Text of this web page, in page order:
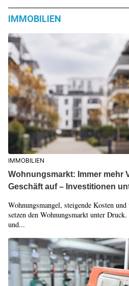
IMMOBILIEN
IMMOBILIEN
Wohnungsmarkt: Immer mehr
Geschäft auf – Investitionen
Wohnungsmangel, steigende Kosten
setzen den Wohnungsmarkt unter
und...